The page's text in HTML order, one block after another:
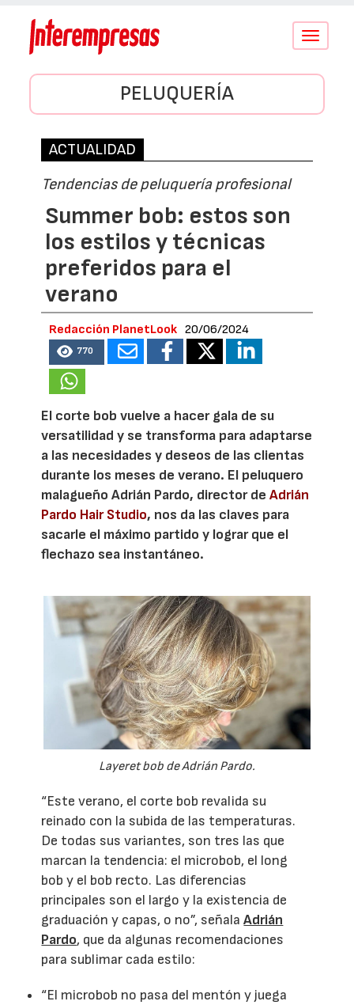
Conmutar
PELUQUERÍA
ACTUALIDAD
Tendencias de peluquería profesional
Summer bob: estos son
los estilos y técnicas
preferidos para el
verano
Redacción PlanetLook 20/06/2024
770
El corte bob vuelve a hacer gala de su
versatilidad y se transforma para adaptarse
a las necesidades y deseos de las clientas
durante los meses de verano. El peluquero
malagueño Adrián Pardo, director deAdrián
Pardo Hair Studio, nos da las claves para
sacarle el máximo partido y lograr que el
flechazo sea instantáneo.
Layeret bob de Adrián Pardo.
“Este verano, el corte bob revalida su
reinado con la subida de las temperaturas.
De todas sus variantes, son tres las que
marcan la tendencia: el microbob, el long
bob y el bob recto. Las diferencias
principales son el largo y la existencia de
graduación y capas, o no”, señalaAdrián
Pardo, que da algunas recomendaciones
para sublimar cada estilo:
“El microbob no pasa del mentón y juega